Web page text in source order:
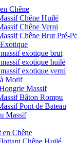
Chêne
Chêne Huilé
Chêne Verni
Chêne Brut Pré-
exotique brut
exotique huilé
exotique verni
Motif
Massif
Bâton Rompu
Pont de Bateau
Massif
en Chêne
Chêne Huilé